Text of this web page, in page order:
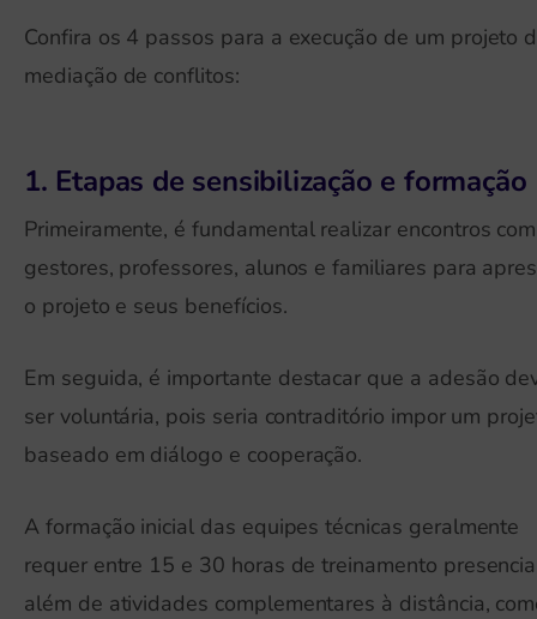
Confira os 4 passos para a execução de um projeto
mediação de conflitos:
1. Etapas de sensibilização e formação
Primeiramente, é fundamental realizar encontros com
gestores, professores, alunos e familiares para
o projeto e seus benefícios.
Em seguida, é importante destacar que a adesão
ser voluntária, pois seria contraditório impor um
baseado em diálogo e cooperação.
A formação inicial das equipes técnicas geralmente
requer entre 15 e 30 horas de treinamento
além de atividades complementares à distância,